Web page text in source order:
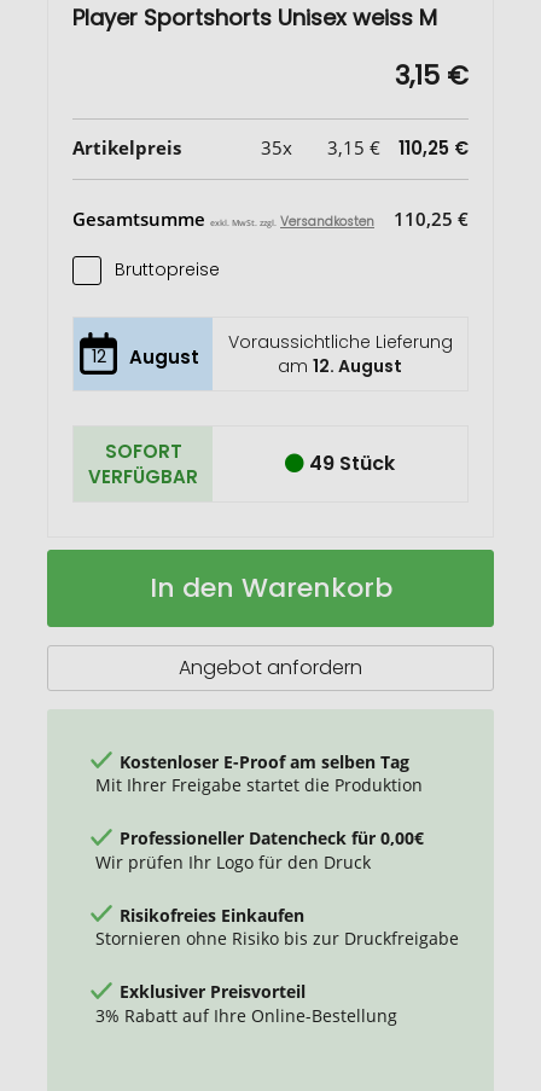
Player Sportshorts Unisex weiss M
3,15 €
Artikelpreis 35x 3,15 € 110,25 €
Gesamtsumme exkl. MwSt. zzgl. Versandkosten 110,25 €
Bruttopreise
12 August
Voraussichtliche Lieferung
am12. August
SOFORT
VERFÜGBAR
49 Stück
Player
Auf
In den Warenkorb
Angebot anfordern
Kostenloser E-Proof am selben Tag
Mit Ihrer Freigabe startet die Produktion
Professioneller Datencheck für 0,00€
Wir prüfen Ihr Logo für den Druck
Risikofreies Einkaufen
Stornieren ohne Risiko bis zur Druckfreigabe
Exklusiver Preisvorteil
3% Rabatt auf Ihre Online-Bestellung